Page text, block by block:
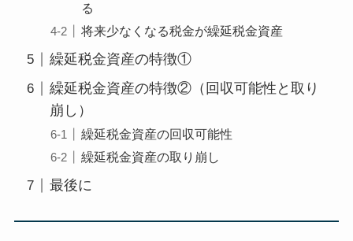
る
将来少なくなる税金が繰延税金資産
繰延税金資産の特徴①
繰延税金資産の特徴②（回収可能性と取り
崩し）
繰延税金資産の回収可能性
繰延税金資産の取り崩し
最後に